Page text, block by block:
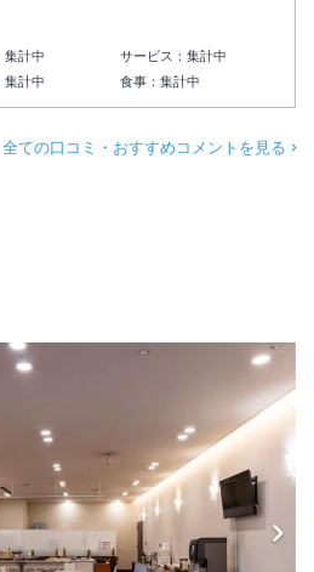
集計中 サービス：集計中
集計中 食事：集計中
全ての口コミ・おすすめコメントを見る